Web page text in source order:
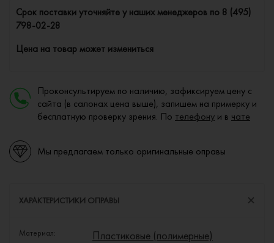
Cрок поставки уточняйте у наших менеджеров по 8 (495)
798-02-28
Цена на товар может измениться
Проконсультируем по наличию, зафиксируем цену с
сайта (в салонах цена выше), запишем на примерку и
бесплатную проверку зрения. По телефону и в чате
Мы предлагаем только оригинальные оправы
ХАРАКТЕРИСТИКИ ОПРАВЫ
Материал: Пластиковые (полимерные)